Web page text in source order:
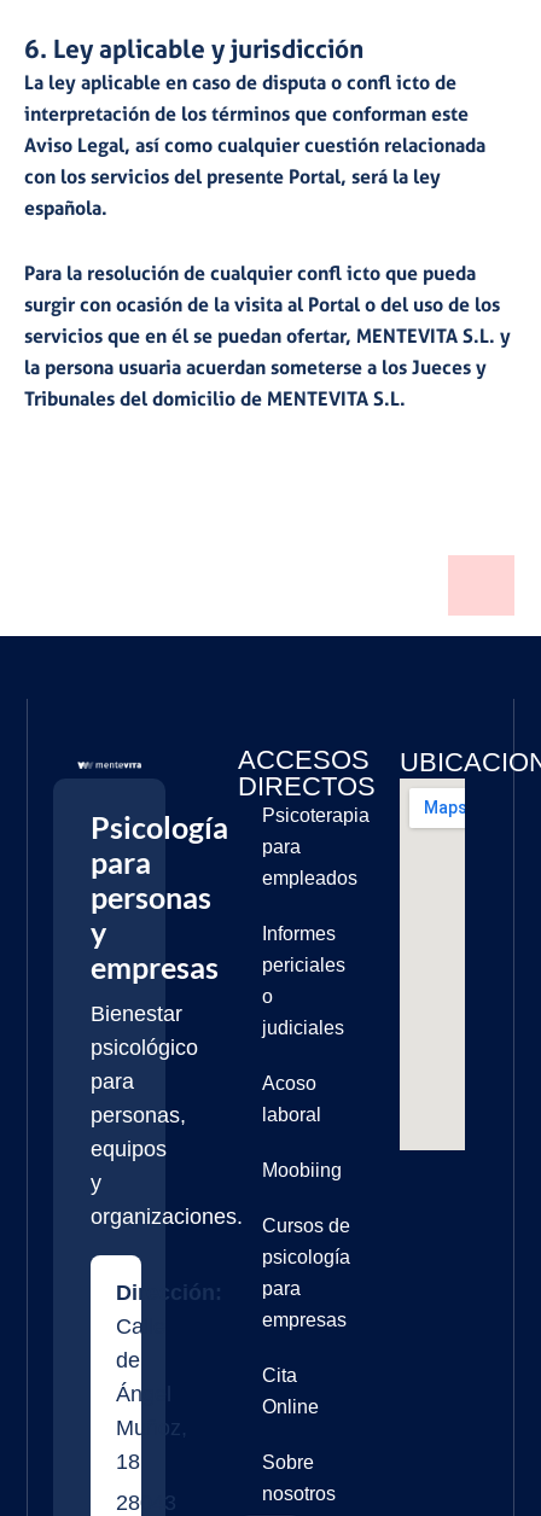
6. Ley aplicable y jurisdicción
La ley aplicable en caso de disputa o confl icto de
interpretación de los términos que conforman este
Aviso Legal, así como cualquier cuestión relacionada
con los servicios del presente Portal, será la ley
española.
Para la resolución de cualquier confl icto que pueda
surgir con ocasión de la visita al Portal o del uso de los
servicios que en él se puedan ofertar, MENTEVITA S.L. y
la persona usuaria acuerdan someterse a los Jueces y
Tribunales del domicilio de MENTEVITA S.L.
Psicología
para
personas
y
empresas
Bienestar
psicológico
para
personas,
equipos
y
organizaciones.
Dirección:
Calle
de
Ángel
Muñoz,
18
28043
ACCESOS
DIRECTOS
Psicoterapia
para
empleados
Informes
periciales
o
judiciales
Acoso
laboral
Moobiing
Cursos de
psicología
para
empresas
Cita
Online
Sobre
nosotros